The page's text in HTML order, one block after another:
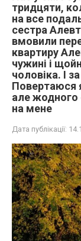
тридцяти,
на все
сестра
вмовили
квартиру
чужині і
чоловіка. І
Повертаюся
але жодного
на мене
Дата публікації: